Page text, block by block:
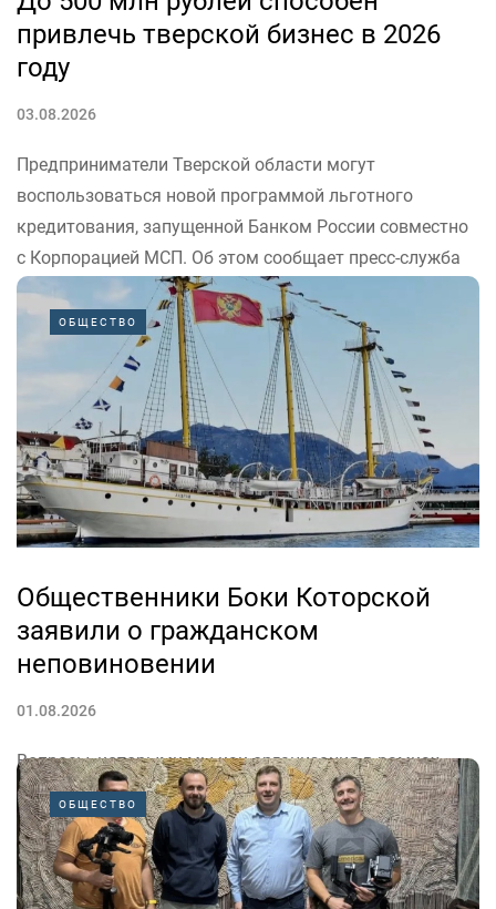
привлечь тверской бизнес в 2026
году
03.08.2026
Предприниматели Тверской области могут
воспользоваться новой программой льготного
кредитования, запущенной Банком России совместно
с Корпорацией МСП. Об этом сообщает пресс-служба
правительства Верхневолжья.
«Наш бизнес, несмотря на сложности, стабильно
развивается. В том числе за счет роста поддержки
малого и среднего предпринимательства»,...
ОБЩЕСТВО
Общественники Боки Которской
заявили о гражданском
неповиновении
01.08.2026
Вопросы, которыми мы как организация в рамках
Совета НПО Боки Которской занимались последние
два года и которые касаются требований Хорватии,
входят в заключительную фазу и в конечном итоге
получат свой эпилог в виде очередной капитуляции
ОБЩЕСТВО